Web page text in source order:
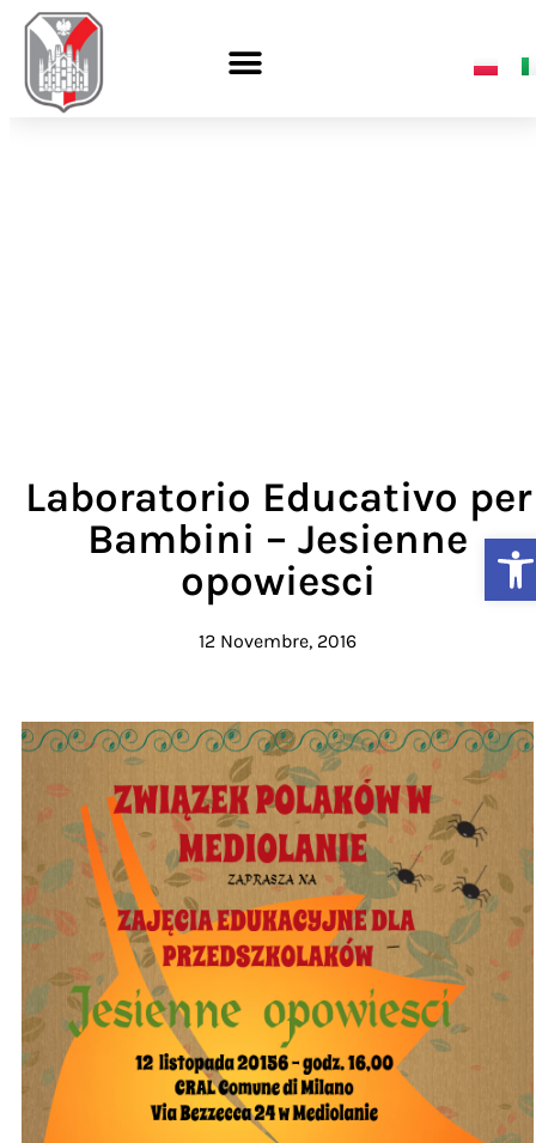
Laboratorio Educativo per
Bambini – Jesienne
opowiesci
12 Novembre, 2016